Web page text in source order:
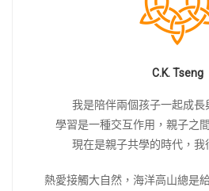
C.K. Tseng
我是陪伴兩個孩子一起成長
學習是一種交互作用，親子之
現在是親子共學的時代，我
熱愛接觸大自然，海洋高山總是